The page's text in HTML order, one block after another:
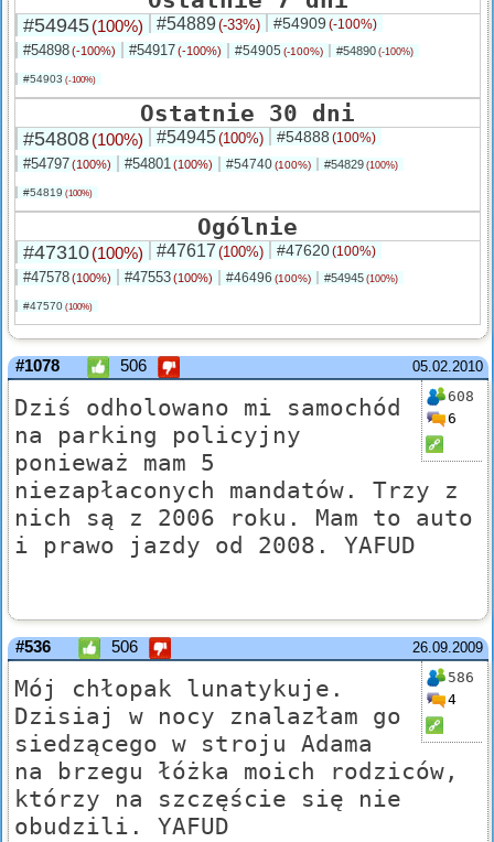
#54945(100%) #54889(-33%) #54909 (-100%)
#54898(-100%) #54917(-100%) #54905 (-100%) #54890 (-100%)
#54903 (-100%)
Ostatnie 30 dni
#54808(100%) #54945(100%) #54888 (100%)
#54797(100%) #54801(100%) #54740(100%) #54829 (100%)
#54819 (100%)
Ogólnie
#47310(100%) #47617 (100%) #47620(100%)
#47578(100%) #47553(100%) #46496 (100%) #54945 (100%)
#47570 (100%)
05.02.2010
#1078 506
608
6
Dziś odholowano mi samochód
na parking policyjny
ponieważ mam 5
niezapłaconych mandatów. Trzy z
nich są z 2006 roku. Mam to auto
i prawo jazdy od 2008. YAFUD
26.09.2009
#536 506
586
4
Mój chłopak lunatykuje.
Dzisiaj w nocy znalazłam go
siedzącego w stroju Adama
na brzegu łóżka moich rodziców,
którzy na szczęście się nie
obudzili. YAFUD